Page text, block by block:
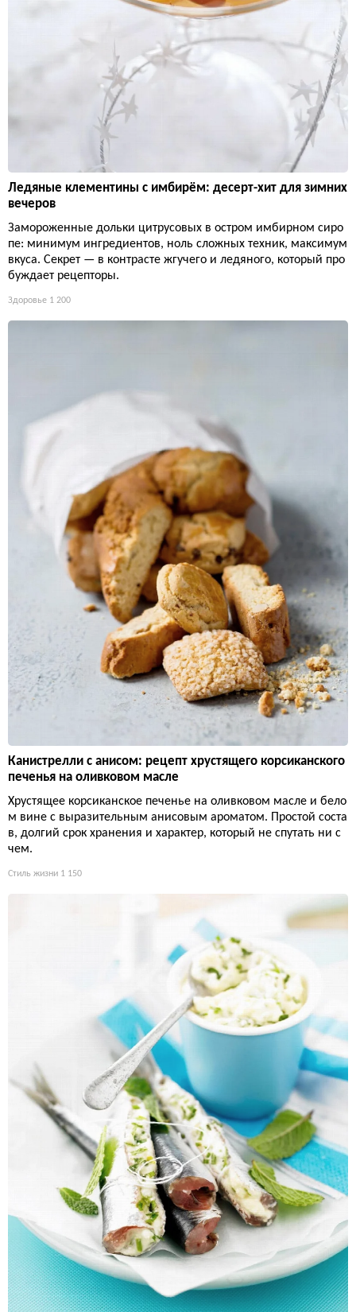
Ледяные клементины с имбирём: десерт-хит для зимних
вечеров
Замороженные дольки цитрусовых в остром имбирном сиро
пе: минимум ингредиентов, ноль сложных техник, максимум
вкуса. Секрет — в контрасте жгучего и ледяного, который про
буждает рецепторы.
Здоровье 1 200
Канистрелли с анисом: рецепт хрустящего корсиканского
печенья на оливковом масле
Хрустящее корсиканское печенье на оливковом масле и бело
м вине с выразительным анисовым ароматом. Простой соста
в, долгий срок хранения и характер, который не спутать ни с
чем.
Стиль жизни 1 150